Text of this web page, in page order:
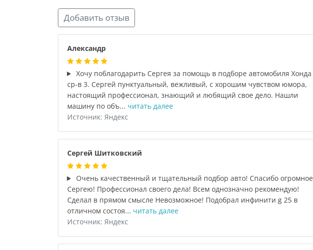
Добавить отзыв
Александр
Хочу поблагодарить Сергея за помощь в подборе автомобиля Хонда
ср-в 3. Сергей пунктуальный, вежливый, с хорошим чувством юмора,
настоящий профессионал, знающий и любящий свое дело. Нашли
машину по объ... читать далее
Источник: Яндекс
Сергей Шитковский
Очень качественный и тщательный подбор авто! Спасибо огромное
Сергею! Профессионал своего дела! Всем однозначно рекомендую!
Сделал в прямом смысле Невозможное! Подобрал инфинити g 25 в
отличном состоя... читать далее
Источник: Яндекс